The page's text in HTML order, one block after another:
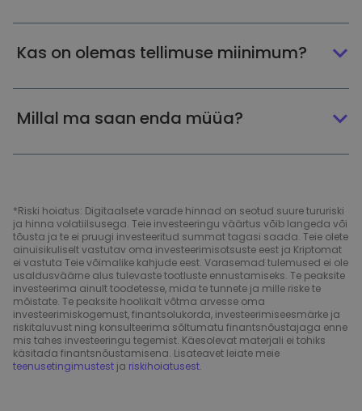
Kas on olemas tellimuse miinimum?
Millal ma saan enda müüa?
*Riski hoiatus: Digitaalsete varade hinnad on seotud suure tururiski
ja hinna volatiilsusega. Teie investeeringu väärtus võib langeda või
tõusta ja te ei pruugi investeeritud summat tagasi saada. Teie olete
ainuisikuliselt vastutav oma investeerimisotsuste eest ja Kriptomat
ei vastuta Teie võimalike kahjude eest. Varasemad tulemused ei ole
usaldusväärne alus tulevaste tootluste ennustamiseks. Te peaksite
investeerima ainult toodetesse, mida te tunnete ja mille riske te
mõistate. Te peaksite hoolikalt võtma arvesse oma
investeerimiskogemust, finantsolukorda, investeerimiseesmärke ja
riskitaluvust ning konsulteerima sõltumatu finantsnõustajaga enne
mis tahes investeeringu tegemist. Käesolevat materjali ei tohiks
käsitada finantsnõustamisena. Lisateavet leiate meie
teenusetingimustest ja riskihoiatusest.